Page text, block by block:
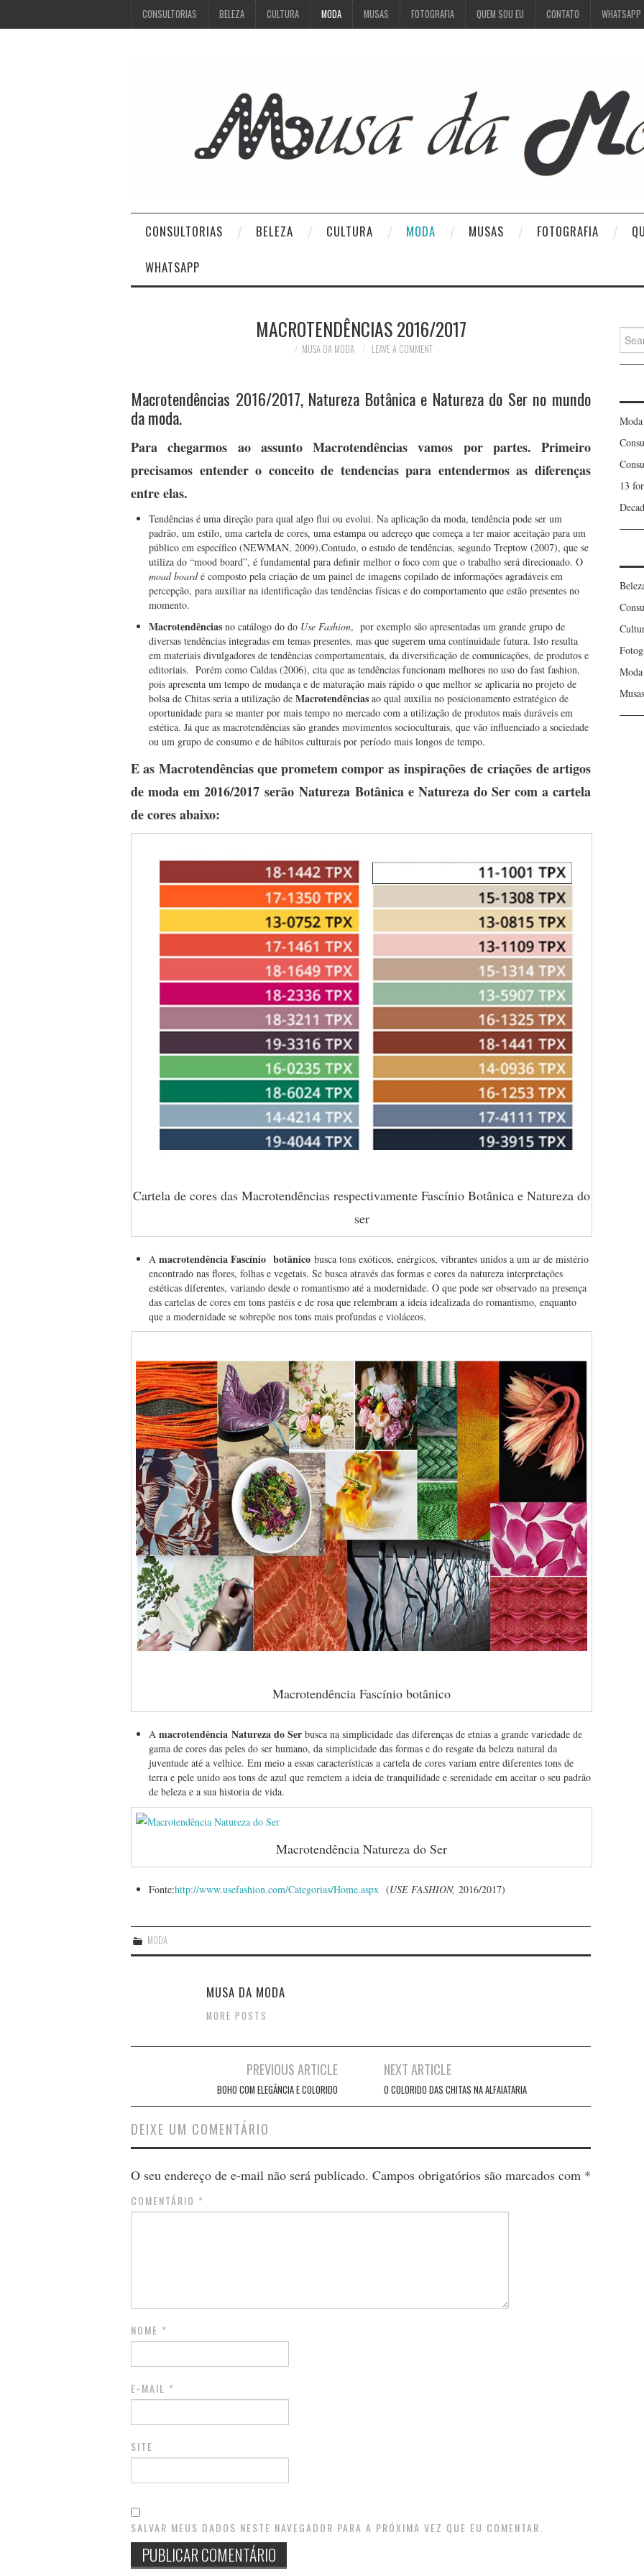
CONSULTORIAS BELEZA CULTURA MODA MUSAS FOTOGRAFIA QUEM SOU EU CONTATO WHATSAPP
CONSULTORIAS BELEZA CULTURA MODA MUSAS FOTOGRAFIA
WHATSAPP
MACROTENDÊNCIAS 2016/2017
MUSA DA MODA LEAVE A COMMENT
Macrotendências 2016/2017, Natureza Botânica e Natureza do Ser no mundo
da moda.
Para chegarmos ao assunto Macrotendências vamos por partes. Primeiro
precisamos entender o conceito de tendencias para entendermos as diferenças
entre elas.
Tendências é uma direção para qual algo flui ou evolui. Na aplicação da moda, tendência pode ser um
padrão, um estilo, uma cartela de cores, uma estampa ou adereço que começa a ter maior aceitação para um
público em específico (NEWMAN, 2009).Contudo, o estudo de tendências, segundo Treptow (2007), que se
utiliza do “mood board”, é fundamental para definir melhor o foco com que o trabalho será direcionado. O
moad boardé composto pela criação de um painel de imagens copilado de informações agradáveis em
percepção, para auxiliar na identificação das tendências físicas e do comportamento que estão presentes no
momento.
Macrotendências no catálogo do do Use Fashion, por exemplo são apresentadas um grande grupo de
diversas tendências integradas em temas presentes, mas que sugerem uma continuidade futura. Isto resulta
em materiais divulgadores de tendências comportamentais, da diversificação de comunicações, de produtos e
editoriais. Porém como Caldas (2006), cita que as tendências funcionam melhores no uso do fast fashion,
pois apresenta um tempo de mudança e de maturação mais rápido o que melhor se aplicaria no projeto de
bolsa de Chitas seria a utilização de Macrotendências ao qual auxilia no posicionamento estratégico de
oportunidade para se manter por mais tempo no mercado com a utilização de produtos mais duráveis em
estética. Já que as macrotendências são grandes movimentos socioculturais, que vão influenciado a sociedade
ou um grupo de consumo e de hábitos culturais por período mais longos de tempo.
E as Macrotendências que prometem compor as inspirações de criações de artigos
de moda em 2016/2017 serão Natureza Botânica e Natureza do Ser com a cartela
de cores abaixo:
Cartela de cores das Macrotendências respectivamente Fascínio Botânica e Natureza do
ser
A macrotendênciaFascínio botânico busca tons exóticos, enérgicos, vibrantes unidos a um ar de mistério
encontrado nas flores, folhas e vegetais. Se busca através das formas e cores da natureza interpretações
estéticas diferentes, variando desde o romantismo até a modernidade. O que pode ser observado na presença
das cartelas de cores em tons pastéis e de rosa que relembram a ideia idealizada do romantismo, enquanto
que a modernidade se sobrepõe nos tons mais profundas e violáceos.
Macrotendência Fascínio botânico
A macrotendência Natureza do Ser busca na simplicidade das diferenças de etnias a grande variedade de
gama de cores das peles do ser humano, da simplicidade das formas e do resgate da beleza natural da
juventude até a velhice. Em meio a essas características a cartela de cores variam entre diferentes tons de
terra e pele unido aos tons de azul que remetem a ideia de tranquilidade e serenidade em aceitar o seu padrão
de beleza e a sua historia de vida.
Macrotendência Natureza do Ser
Fonte:http://www.usefashion.com/Categorias/Home.aspx (USE FASHION, 2016/2017)
MODA
MUSA DA MODA
MORE POSTS
PREVIOUS ARTICLE
BOHO COM ELEGÂNCIA E COLORIDO
NEXT ARTICLE
O COLORIDO DAS CHITAS NA ALFAIATARIA
DEIXE UM COMENTÁRIO
O seu endereço de e-mail não será publicado. Campos obrigatórios são marcados com *
COMENTÁRIO *
NOME *
E-MAIL *
SITE
SALVAR MEUS DADOS NESTE NAVEGADOR PARA A PRÓXIMA VEZ QUE EU COMENTAR.
Search
for:
13
Moda
Musas